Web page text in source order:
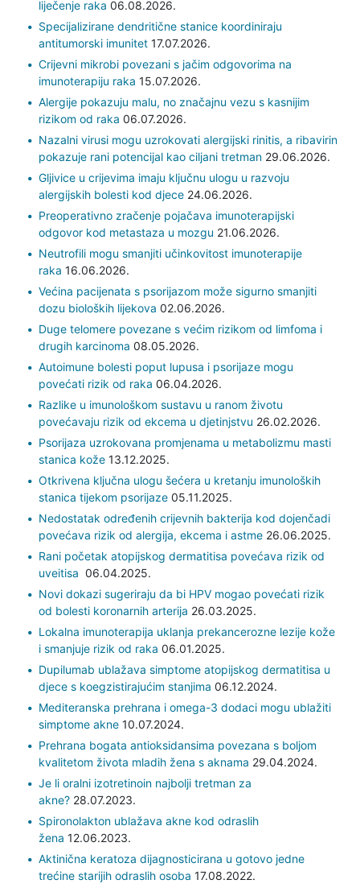
liječenje raka 06.08.2026.
Specijalizirane dendritične stanice koordiniraju
antitumorski imunitet17.07.2026.
Crijevni mikrobi povezani s jačim odgovorima na
imunoterapiju raka 15.07.2026.
Alergije pokazuju malu, no značajnu vezu s kasnijim
rizikom od raka 06.07.2026.
Nazalni virusi mogu uzrokovati alergijski rinitis, a ribavirin
pokazuje rani potencijal kao ciljani tretman29.06.2026.
Gljivice u crijevima imaju ključnu ulogu u razvoju
alergijskih bolesti kod djece24.06.2026.
Preoperativno zračenje pojačava imunoterapijski
odgovor kod metastaza u mozgu 21.06.2026.
Neutrofili mogu smanjiti učinkovitost imunoterapije
raka 16.06.2026.
Većina pacijenata s psorijazom može sigurno smanjiti
dozu bioloških lijekova 02.06.2026.
Duge telomere povezane s većim rizikom od limfoma i
drugih karcinoma 08.05.2026.
Autoimune bolesti poput lupusa i psorijaze mogu
povećati rizik od raka 06.04.2026.
Razlike u imunološkom sustavu u ranom životu
povećavaju rizik od ekcema u djetinjstvu 26.02.2026.
Psorijaza uzrokovana promjenama u metabolizmu masti
stanica kože13.12.2025.
Otkrivena ključna ulogu šećera u kretanju imunoloških
stanica tijekom psorijaze05.11.2025.
Nedostatak određenih crijevnih bakterija kod dojenčadi
povećava rizik od alergija, ekcema i astme26.06.2025.
Rani početak atopijskog dermatitisa povećava rizik od
uveitisa 06.04.2025.
Novi dokazi sugeriraju da bi HPV mogao povećati rizik
od bolesti koronarnih arterija 26.03.2025.
Lokalna imunoterapija uklanja prekancerozne lezije kože
i smanjuje rizik od raka 06.01.2025.
Dupilumab ublažava simptome atopijskog dermatitisa u
djece s koegzistirajućim stanjima 06.12.2024.
Mediteranska prehrana i omega-3 dodaci mogu ublažiti
simptome akne10.07.2024.
Prehrana bogata antioksidansima povezana s boljom
kvalitetom života mladih žena s aknama 29.04.2024.
Je li oralni izotretinoin najbolji tretman za
akne?28.07.2023.
Spironolakton ublažava akne kod odraslih
žena 12.06.2023.
Aktinična keratoza dijagnosticirana u gotovo jedne
trećine starijih odraslih osoba 17.08.2022.